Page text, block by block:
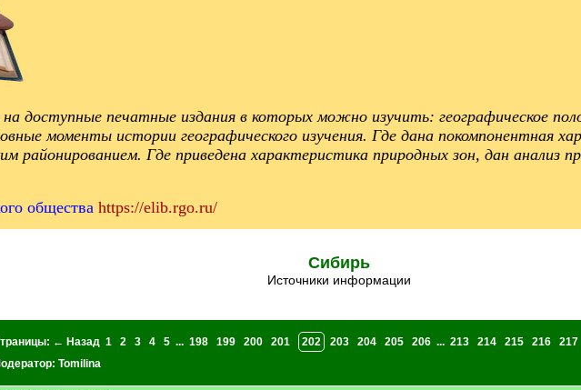
на доступные печатные издания в которых можно изучить: географическое
моменты истории географического изучения. Где дана покомпонентная
районированием. Где приведена характеристика природных зон, дан анализ
общества https://elib.rgo.ru/
Сибирь
Источники информации
← Назад 1 2 3 4 5 ... 198 199 200 201 202 203 204 205 206 ... 213 214 215 216 217
Tomilina